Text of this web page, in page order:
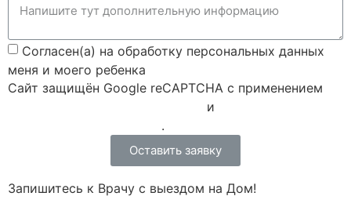
Согласен(а) на обработку персональных данных
меня и моего ребенка
Сайт защищён Google reCAPTCHA с применением
и
.
Оставить заявку
Запишитесь к Врачу с выездом на Дом!